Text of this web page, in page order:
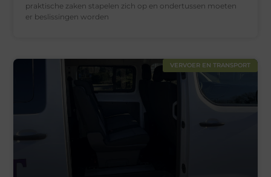
praktische zaken stapelen zich op en ondertussen moeten
er beslissingen worden
VERVOER EN TRANSPORT